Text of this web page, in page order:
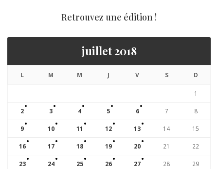
Retrouvez une édition !
juillet 2018
L M M J V S D
1
2 3 4 5 6 7 8
9 10 11 12 13 14 15
16 17 18 19 20 21 22
23 24 25 26 27 28 29